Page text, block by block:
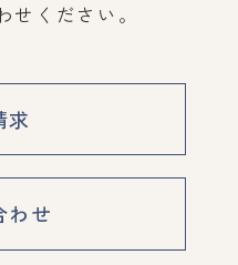
せください。
求
わせ